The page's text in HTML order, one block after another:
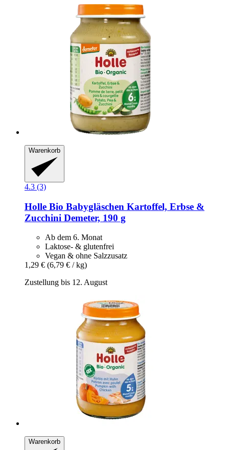
Warenkorb
4.3 (3)
Holle Bio Babygläschen Kartoffel, Erbse &
Zucchini Demeter, 190 g
Ab dem 6. Monat
Laktose- & glutenfrei
Vegan & ohne Salzzusatz
1,29 € (6,79 € / kg)
Zustellung bis 12. August
Warenkorb